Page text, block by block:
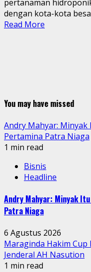
pertanaman
dengan kota-kota
Read More
You may have missed
Andry Mahyar: Minyak
Pertamina Patra Niaga
1 min read
Bisnis
Headline
Andry Mahyar: Minyak
Patra Niaga
6 Agustus 2026
Maraginda Hakim Cup
Jenderal AH Nasution
1 min read